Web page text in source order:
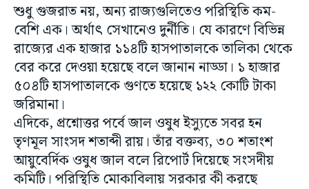
শুধু গুজরাত নয়, অন্য রাজ্যগুলিতেও পরিস্থিতি কম-
বেশি এক। অর্থাৎ সেখানেও দুর্নীতি। যে কারণে বিভিন্ন
রাজ্যের এক হাজার ১১৪টি হাসপাতালকে তালিকা থেকে
বের করে দেওয়া হয়েছে বলে জানান নাড্ডা। ১ হাজার
৫০৪টি হাসপাতালকে গুণতে হয়েছে ১২২ কোটি টাকা
জরিমানা।
এদিকে, প্রশ্নোত্তর পর্বে জাল ওষুধ ইস্যুতে সবর হন
তৃণমূল সাংসদ শতাব্দী রায়। তাঁর বক্তব্য, ৩০ শতাংশ
আয়ুবের্দিক ওষুধ জাল বলে রিপোর্ট দিয়েছে সংসদীয়
কমিটি। পরিস্থিতি মোকাবিলায় সরকার কী করছে